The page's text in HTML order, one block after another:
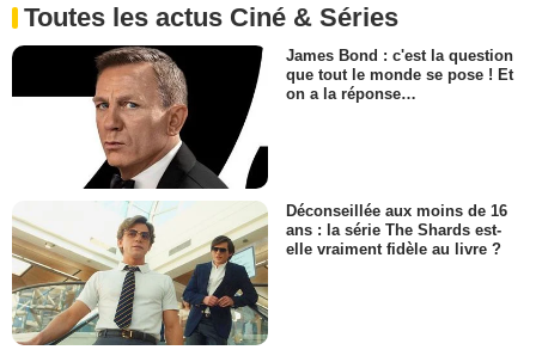
Toutes les actus Ciné & Séries
James Bond : c'est la question
que tout le monde se pose ! Et
on a la réponse…
Déconseillée aux moins de 16
ans : la série The Shards est-
elle vraiment fidèle au livre ?